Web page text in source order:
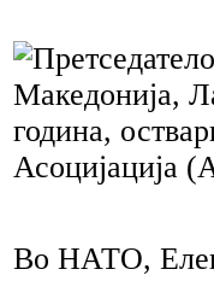
Македонија,
година,
Асоцијација
Во НАТО,